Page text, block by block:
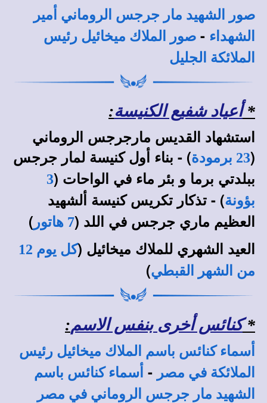
صور الشهيد مار جرجس الروماني أمير
الشهداء - صور الملاك ميخائيل رئيس
الملائكة الجليل
*أعياد شفيع الكنيسة:
استشهاد القديس مارجرجس الروماني
(23 برمودة
) - بناء أول كنيسة لمار جرجس
ببلدتي برما و بئر ماء في الواحات (3
بؤونة) - تذكار تكريس كنيسة ألشهيد
العظيم ماري جرجس في اللد (7 هاتور
)
العيد الشهري للملاك ميخائيل (
كل يوم 12
من الشهر القبطي)
*كنائس أخرى بنفس الاسم:
أسماء كنائس باسم الملاك ميخائيل رئيس
الملائكة في مصر - أسماء كنائس باسم
الشهيد مار جرجس الروماني في مصر